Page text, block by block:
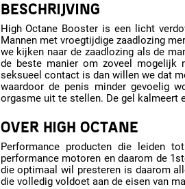
BESCHRIJVING
High Octane Booster is een licht
Mannen met vroegtijdige zaadlozing
we kijken naar de zaadlozing als de
de beste manier om zoveel mogelijk
seksueel contact is dan willen we dat
waardoor de penis minder gevoelig
orgasme uit te stellen. De gel kalmeert
OVER HIGH OCTANE
Performance producten die leiden
performance motoren en daarom de
die optimaal wil presteren is daarom
die volledig voldoet aan de eisen van